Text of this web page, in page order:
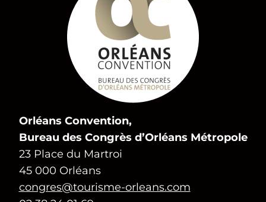
Orléans Convention,
Bureau des Congrès d’Orléans Métropole
23 Place du Martroi
45 000 Orléans
congres@tourisme-orleans.com